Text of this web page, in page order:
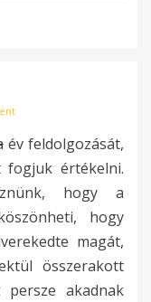
év feldolgozását,
fogjuk értékelni.
hogy a
hogy
magát,
összerakott
akadnak